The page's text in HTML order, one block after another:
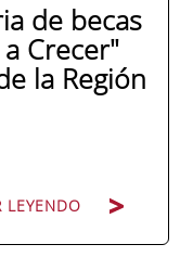
de becas
Crecer"
la Región
LEYENDO